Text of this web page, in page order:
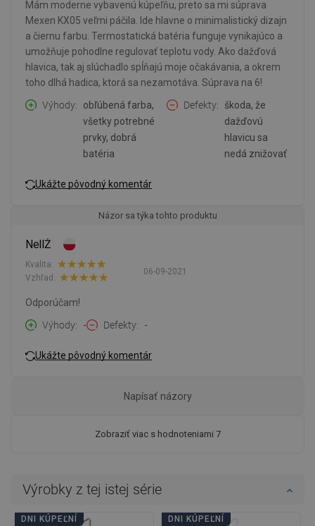
Mám moderne vybavenú kúpeľňu, preto sa mi súprava
Mexen KX05 veľmi páčila. Ide hlavne o minimalistický dizajn
a čiernu farbu. Termostatická batéria funguje vynikajúco a
umožňuje pohodlne regulovať teplotu vody. Ako dažďová
hlavica, tak aj slúchadlo spĺňajú moje očakávania, a okrem
toho dlhá hadica, ktorá sa nezamotáva. Súprava na 6!
Výhody
obľúbená farba,
všetky potrebné
prvky, dobrá
batéria
Defekty
škoda, že
dažďovú
hlavicu sa
nedá znižovať
Ukážte pôvodný komentár
Názor sa týka tohto produktu
NellŻ
06-09-2021
Kvalita:
Vzhľad:
Odporúčam!
Výhody
- Defekty -
Ukážte pôvodný komentár
Zobraziť viac s hodnoteniami 7
Napísať názory
Výrobky z tej istej série
DNI KÚPEĽNÍ DNI KÚPEĽNÍ